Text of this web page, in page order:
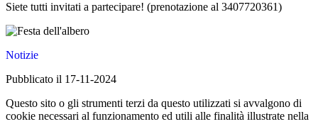
Siete tutti invitati a partecipare! (prenotazione al 3407720361)
Notizie
Pubblicato il 17-11-2024
Questo sito o gli strumenti terzi da questo utilizzati si avvalgono di
cookie necessari al funzionamento ed utili alle finalità illustrate nella